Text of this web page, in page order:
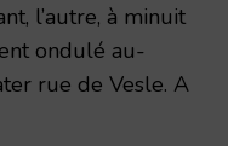
l’autre, à minuit
ondulé au-
rue de Vesle. A